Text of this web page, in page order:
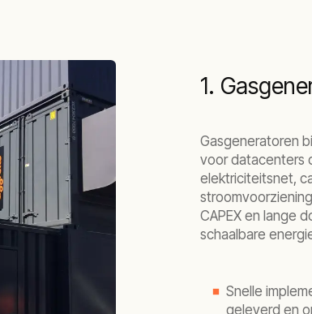
1.
Gasgeneratoren
voor datacenters
elektriciteitsnet,
CAPEX en lange
schaalbare
Snelle
geleverd en